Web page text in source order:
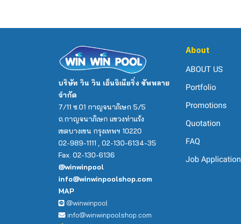
บริษัท วิน วิน เอ็นจิเนียริ่ง ซัพพลาย
จำกัด
7/11 ซ.01 กาญจนาภิเษก 5/5
ถ.กาญจนาภิเษก แขวงท่าแร้ง
เขตบางเขน กรุงเทพฯ 10220
02-989-1111 , 02-130-6134-35
Fax. 02-130-6136
@winwinpool
info@winwinpoolshop.com
MAP
@winwinpool
info@winwinpoolshop.com
About
ABOUT US
Portfolio
Promotions
Quotation
FAQ
Job Application